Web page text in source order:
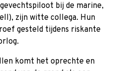
bij de marine,
zijn witte collega. Hun
gesteld tijdens riskante
komt het oprechte en